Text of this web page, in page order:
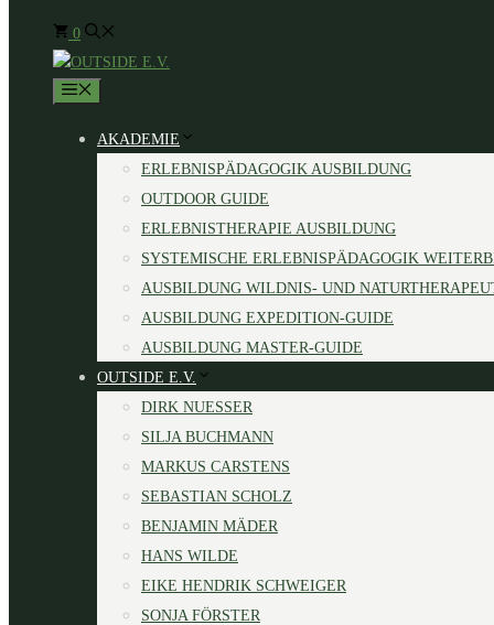
0
AKADEMIE
ERLEBNISPÄDAGOGIK AUSBILDUNG
OUTDOOR GUIDE
ERLEBNISTHERAPIE AUSBILDUNG
SYSTEMISCHE ERLEBNISPÄDAGOGIK
AUSBILDUNG WILDNIS- UND
AUSBILDUNG EXPEDITION-GUIDE
AUSBILDUNG MASTER-GUIDE
OUTSIDE E.V.
DIRK NUESSER
SILJA BUCHMANN
MARKUS CARSTENS
SEBASTIAN SCHOLZ
BENJAMIN MÄDER
HANS WILDE
EIKE HENDRIK SCHWEIGER
SONJA FÖRSTER